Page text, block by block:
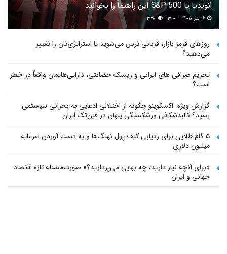
انویدیا یا S&P 500 این راهنما را بخوانید
۲۳۸
روزهای قرمز بازار؛ قربانی ترس می‌شوید یا استراتژی‌تان را تغییر
می‌دهید؟
تحریم صرافی های ایرانی و ریسک حضانتی؛ دارایی‌هایمان واقعاً در خطر
است؟
گزارش ویژه: اکسکوینو چگونه از اختلالی ادعایی به بحرانی سیستمی
رسید؟ کالبدشکافی ورشکستگی پنهان در فین‌تک ایران
۵ گام طلایی برای ردیابی کیف پول‌ نهنگ‌ها و به دست آوردن سرمایه
میلیون دلاری
«برای آنچه نیاز دارید، چه بهایی می‌پردازید؟» صورت‌مسئله تازه اقتصاد
جهانی و ایران